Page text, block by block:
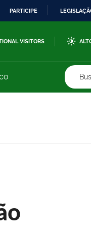
PARTICIPE
VISITORS